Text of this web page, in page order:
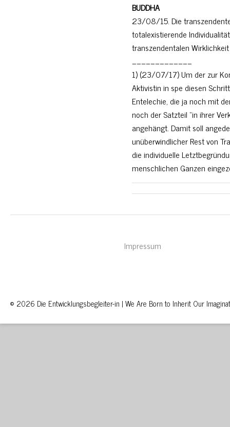
BUDDHA
23/08/15. Die
totalexistierende
transzendentalen
_____________
1) (23/07/17) Um der zur
Aktivistin in spe diesen
Entelechie, die ja noch mit
noch der Satzteil “in ihrer
angehängt. Damit soll
unüberwindlicher Rest von
die individuelle
menschlichen Ganzen
Impressum
© 2026 Die Entwicklungsbegleiter-in | We Are Born to Inherit Our